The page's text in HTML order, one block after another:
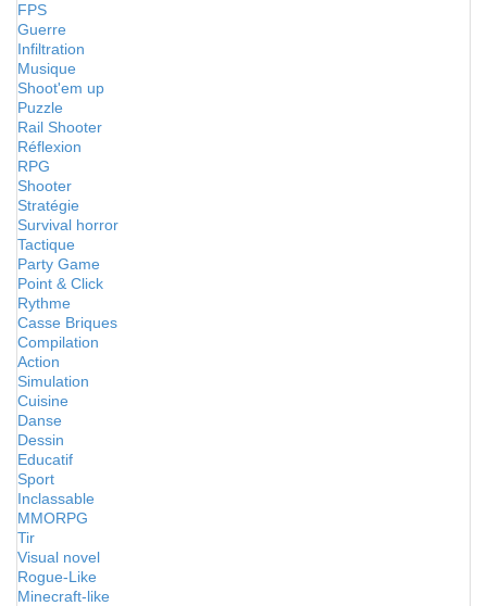
FPS
Guerre
Infiltration
Musique
Shoot'em up
Puzzle
Rail Shooter
Réflexion
RPG
Shooter
Stratégie
Survival horror
Tactique
Party Game
Point & Click
Rythme
Casse Briques
Compilation
Action
Simulation
Cuisine
Danse
Dessin
Educatif
Sport
Inclassable
MMORPG
Tir
Visual novel
Rogue-Like
Minecraft-like